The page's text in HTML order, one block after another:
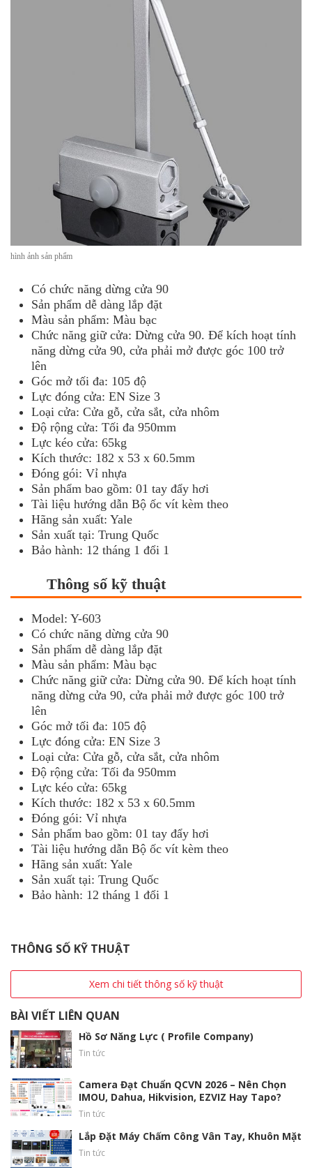
hình ảnh sản phẩm
Có chức năng dừng cửa 90
Sản phẩm dễ dàng lắp đặt
Màu sản phẩm: Màu bạc
Chức năng giữ cửa: Dừng cửa 90. Để kích hoạt tính
năng dừng cửa 90, cửa phải mở được góc 100 trở
lên
Góc mở tối đa: 105 độ
Lực đóng cửa: EN Size 3
Loại cửa: Cửa gỗ, cửa sắt, cửa nhôm
Độ rộng cửa: Tối đa 950mm
Lực kéo cửa: 65kg
Kích thước: 182 x 53 x 60.5mm
Đóng gói: Vỉ nhựa
Sản phẩm bao gồm: 01 tay đẩy hơi
Tài liệu hướng dẫn Bộ ốc vít kèm theo
Hãng sản xuất: Yale
Sản xuất tại: Trung Quốc
Bảo hành: 12 tháng 1 đổi 1
Thông số kỹ thuật
Model: Y-603
Có chức năng dừng cửa 90
Sản phẩm dễ dàng lắp đặt
Màu sản phẩm: Màu bạc
Chức năng giữ cửa: Dừng cửa 90. Để kích hoạt tính
năng dừng cửa 90, cửa phải mở được góc 100 trở
lên
Góc mở tối đa: 105 độ
Lực đóng cửa: EN Size 3
Loại cửa: Cửa gỗ, cửa sắt, cửa nhôm
Độ rộng cửa: Tối đa 950mm
Lực kéo cửa: 65kg
Kích thước: 182 x 53 x 60.5mm
Đóng gói: Vỉ nhựa
Sản phẩm bao gồm: 01 tay đẩy hơi
Tài liệu hướng dẫn Bộ ốc vít kèm theo
Hãng sản xuất: Yale
Sản xuất tại: Trung Quốc
Bảo hành: 12 tháng 1 đổi 1
THÔNG SỐ KỸ THUẬT
Xem chi tiết thông số kỹ thuật
BÀI VIẾT LIÊN QUAN
Hồ Sơ Năng Lực ( Profile Company)
Tin tức
Camera Đạt Chuẩn QCVN 2026 – Nên Chọn
IMOU, Dahua, Hikvision, EZVIZ Hay Tapo?
Tin tức
Lắp Đặt Máy Chấm Công Vân Tay, Khuôn Mặt
Tin tức